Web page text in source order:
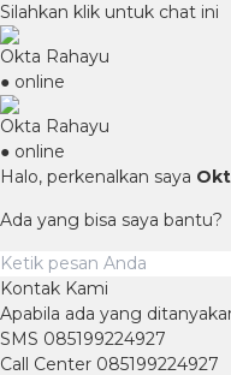
Silahkan klik untuk chat ini
Okta Rahayu
● online
Okta Rahayu
● online
Halo, perkenalkan saya
Ada yang bisa saya bantu?
Kontak Kami
Apabila ada yang
SMS 085199224927
Call Center 085199224927